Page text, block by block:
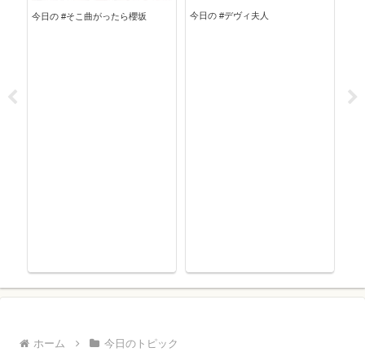
今日の #そこ曲がったら櫻坂 今日の #デヴィ夫人
ホーム 今日のトピック